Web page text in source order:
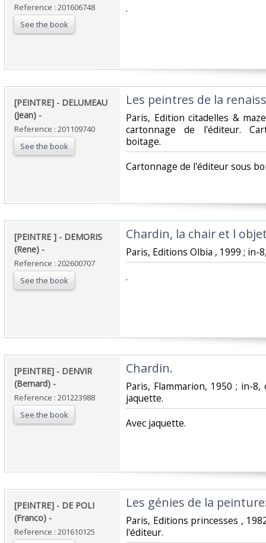
Reference : 201606748
See the book
‎.‎
‎[PEINTRE] - DELUMEAU
(Jean) - ‎
Reference : 201109740
See the book
‎Les peintres de la
‎Paris, Edition citadelles &
cartonnage de l'éditeur.
boitage.‎
‎Cartonnage de l'éditeur sous
‎[PEINTRE ] - DEMORIS
(Rene) - ‎
Reference : 202600707
See the book
‎Chardin, la chair et l
‎Paris, Editions Olbia , 1999 ; in-
‎.‎
‎[PEINTRE] - DENVIR
(Bernard) - ‎
Reference : 201223988
See the book
‎Chardin. ‎
‎Paris, Flammarion, 1950 ; in-
jaquette.‎
‎Avec jaquette.‎
‎[PEINTRE] - DE POLI
(Franco) - ‎
Reference : 201610125
‎Les génies de la
‎Paris, Editions princesses ,
l'éditeur.‎